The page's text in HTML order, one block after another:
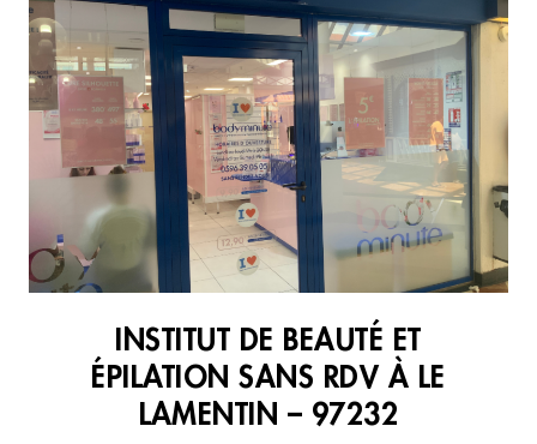
INSTITUT DE BEAUTÉ ET
ÉPILATION SANS RDV À LE
LAMENTIN – 97232